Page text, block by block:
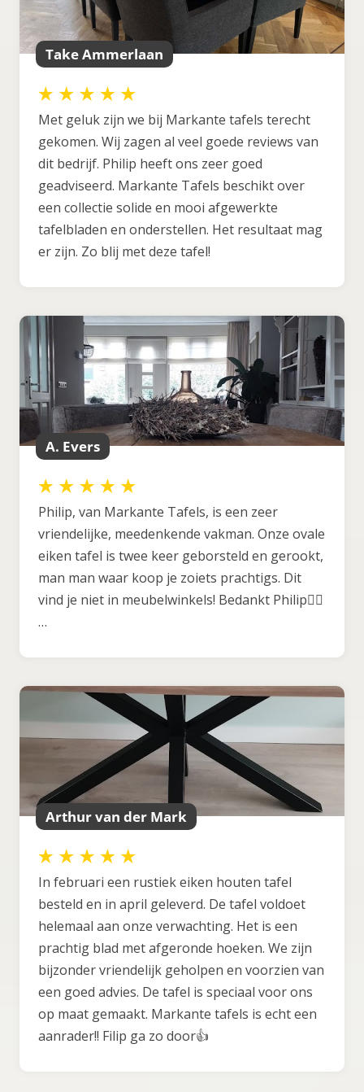
Take Ammerlaan
Met geluk zijn we bij Markante tafels terecht
gekomen. Wij zagen al veel goede reviews van
dit bedrijf. Philip heeft ons zeer goed
geadviseerd. Markante Tafels beschikt over
een collectie solide en mooi afgewerkte
tafelbladen en onderstellen. Het resultaat mag
er zijn. Zo blij met deze tafel!
A. Evers
Philip, van Markante Tafels, is een zeer
vriendelijke, meedenkende vakman. Onze ovale
eiken tafel is twee keer geborsteld en gerookt,
man man waar koop je zoiets prachtigs. Dit
vind je niet in meubelwinkels! Bedankt Philip👍🏼
…
Arthur van der Mark
In februari een rustiek eiken houten tafel
besteld en in april geleverd. De tafel voldoet
helemaal aan onze verwachting. Het is een
prachtig blad met afgeronde hoeken. We zijn
bijzonder vriendelijk geholpen en voorzien van
een goed advies. De tafel is speciaal voor ons
op maat gemaakt. Markante tafels is echt een
aanrader!! Filip ga zo door👍